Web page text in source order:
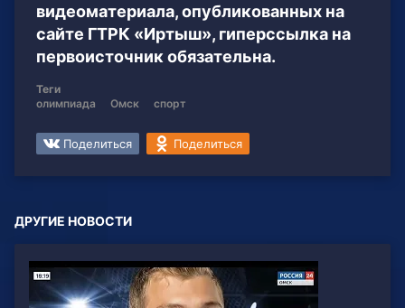
видеоматериала, опубликованных на
сайте ГТРК «Иртыш», гиперссылка на
первоисточник обязательна.
Теги
олимпиада
Омск спорт
Поделиться Поделиться
ДРУГИЕ НОВОСТИ